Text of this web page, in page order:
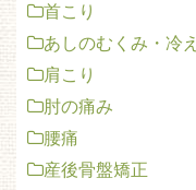
首こり
あしのむくみ・冷え
肩こり
肘の痛み
腰痛
産後骨盤矯正